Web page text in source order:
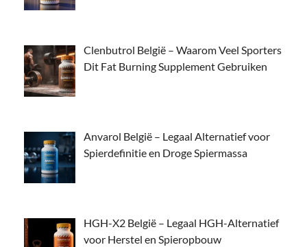
Clenbutrol België – Waarom Veel Sporters
Dit Fat Burning Supplement Gebruiken
Anvarol België – Legaal Alternatief voor
Spierdefinitie en Droge Spiermassa
HGH-X2 België – Legaal HGH-Alternatief
voor Herstel en Spieropbouw